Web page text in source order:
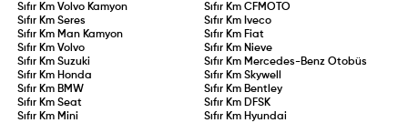
Sıfır KmVolvo Kamyon Sıfır Km CFMOTO
Sıfır KmSeres Sıfır Km Iveco
Sıfır Km Man Kamyon Sıfır Km Fiat
Sıfır KmVolvo Sıfır Km Nieve
Sıfır KmSuzuki Sıfır Km Mercedes-Benz Otobüs
Sıfır Km Honda Sıfır Km Skywell
Sıfır Km BMW Sıfır Km Bentley
Sıfır KmSeat Sıfır Km DFSK
Sıfır Km Mini Sıfır Km Hyundai